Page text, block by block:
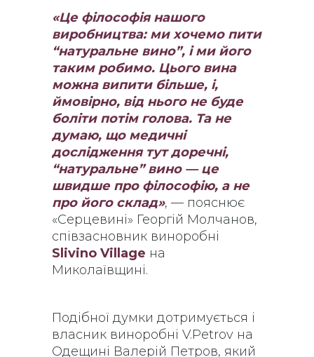
«Це філософія нашого
виробництва: ми хочемо пити
“натуральне вино”, і ми його
таким робимо. Цього вина
можна випити більше, і,
ймовірно, від нього не буде
боліти потім голова. Та не
думаю, що медичні
дослідження тут доречні,
“натуральне” вино — це
швидше про філософію, а не
про його склад», — пояснює
«Серцевині» Георгій Молчанов,
співзасновник виноробні
Slivino Village на
Миколаївщині.
Подібної думки дотримується і
власник виноробні V.Petrov на
Одещині Валерій Петров, який